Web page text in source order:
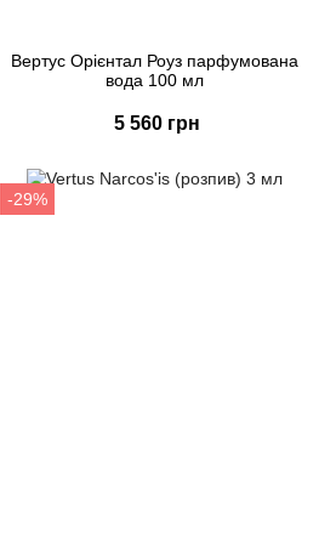
Вертус Орієнтал Роуз парфумована
вода 100 мл
5 560 грн
-29%